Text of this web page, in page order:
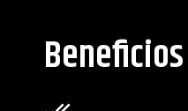
Beneficios